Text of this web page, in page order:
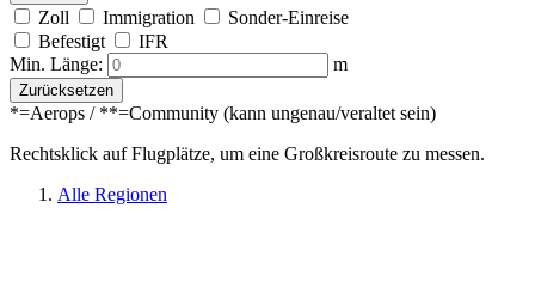
Zoll Immigration
Sonder-Einreise
Befestigt
IFR
Min. Länge:
m
Zurücksetzen
*=Aerops / **=Community (kann ungenau/veraltet sein)
Rechtsklick auf Flugplätze, um eine Großkreisroute zu messen.
Alle Regionen